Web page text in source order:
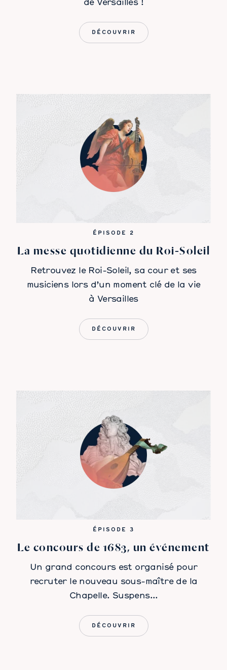
de Versailles !
DÉCOUVRIR
ÉPISODE 2
La messe quotidienne du Roi‑Soleil
Retrouvez le Roi-Soleil, sa cour et ses
musiciens lors d’un moment clé de la vie
à Versailles
DÉCOUVRIR
ÉPISODE 3
Le concours de 1683, un événement
Un grand concours est organisé pour
recruter le nouveau sous-maître de la
Chapelle. Suspens…
DÉCOUVRIR